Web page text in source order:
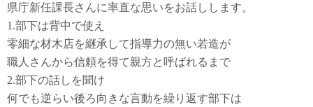
県庁新任課長さんに率直な思いをお話しします。
1.部下は背中で使え
零細な材木店を継承して指導力の無い若造が
職人さんから信頼を得て親方と呼ばれるまで
2.部下の話しを聞け
何でも逆らい後ろ向きな言動を繰り返す部下は